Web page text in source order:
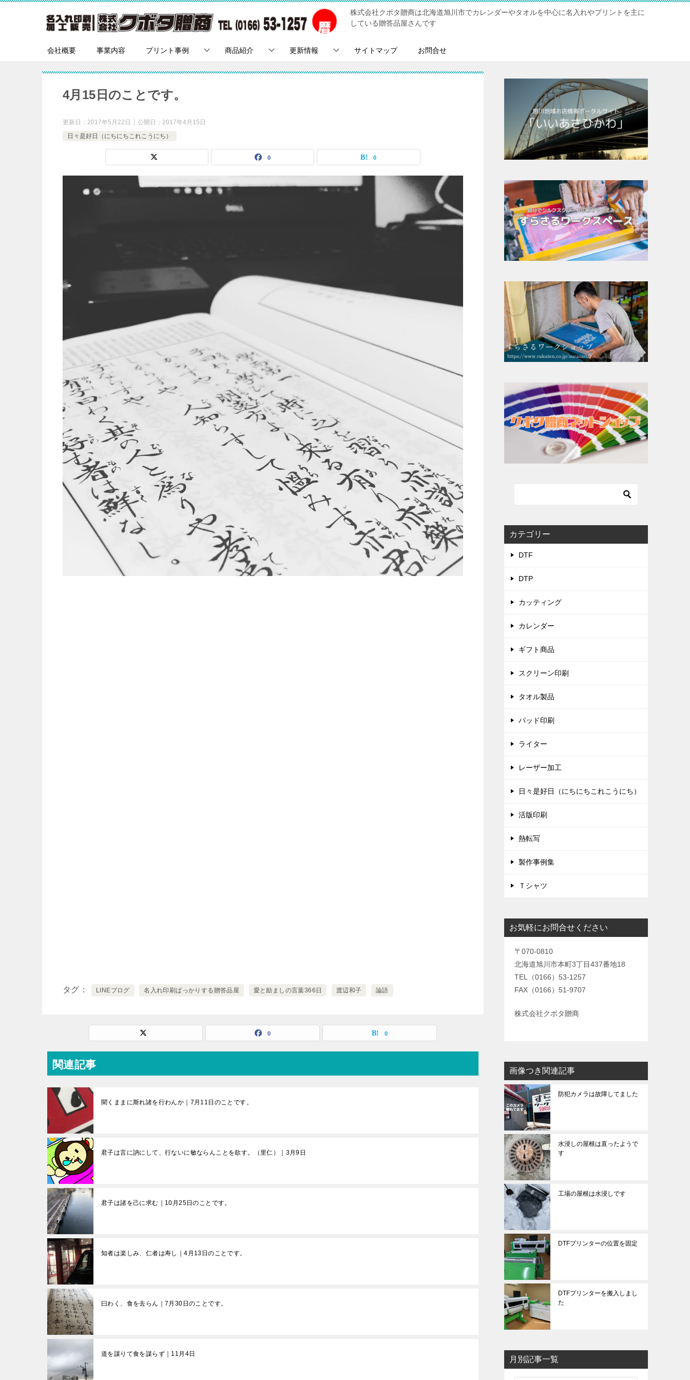
株式会社クボタ贈商は北海道旭川市でカレンダーやタオルを中心に名入れやプリントを主に
している贈答品屋さんです
会社概要 事業内容 プリント事例 商品紹介 更新情報 サイトマップ お問合せ
4月15日のことです。
更新日： 2017年5月22日 公開日： 2017年4月15日
日々是好日（にちにちこれこうにち）
0 0
タグ LINEブログ 名入れ印刷ばっかりする贈答品屋 愛と励ましの言葉366日 渡辺和子 論語
0 0
関連記事
聞くままに斯れ諸を行わんか｜7月11日のことです。
君子は言に訥にして、行ないに敏ならんことを欲す。（里仁）｜3月9日
君子は諸を己に求む｜10月25日のことです。
知者は楽しみ、仁者は寿し｜4月13日のことです。
曰わく、食を去らん｜7月30日のことです。
道を謀りて食を謀らず｜11月4日
カテゴリー
DTF
DTP
カッティング
カレンダー
ギフト商品
スクリーン印刷
タオル製品
パッド印刷
ライター
レーザー加工
日々是好日（にちにちこれこうにち）
活版印刷
熱転写
製作事例集
Ｔシャツ
お気軽にお問合せください
〒070-0810
北海道旭川市本町3丁目437番地18
TEL（0166）53-1257
FAX（0166）51-9707
株式会社クボタ贈商
画像つき関連記事
防犯カメラは故障してました
水浸しの屋根は直ったようで
す
工場の屋根は水浸しです
DTFプリンターの位置を固定
DTFプリンターを搬入しまし
た
月別記事一覧